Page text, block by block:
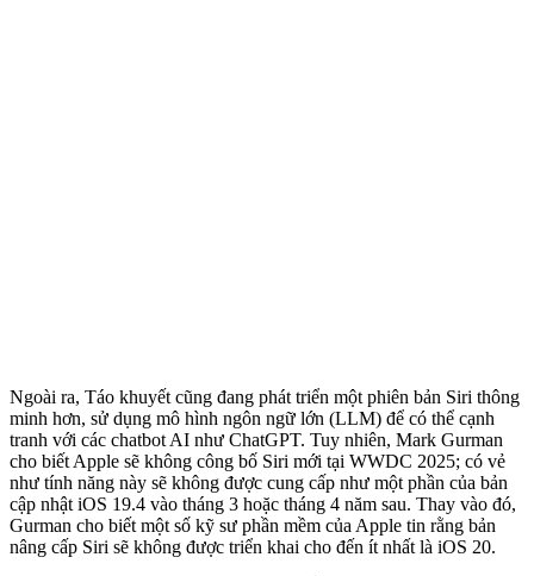
Ngoài ra, Táo khuyết cũng đang phát triển một phiên bản Siri thông
minh hơn, sử dụng mô hình ngôn ngữ lớn (LLM) để có thể cạnh
tranh với các chatbot AI như ChatGPT. Tuy nhiên, Mark Gurman
cho biết Apple sẽ không công bố Siri mới tại WWDC 2025; có vẻ
như tính năng này sẽ không được cung cấp như một phần của bản
cập nhật iOS 19.4 vào tháng 3 hoặc tháng 4 năm sau. Thay vào đó,
Gurman cho biết một số kỹ sư phần mềm của Apple tin rằng bản
nâng cấp Siri sẽ không được triển khai cho đến ít nhất là iOS 20.